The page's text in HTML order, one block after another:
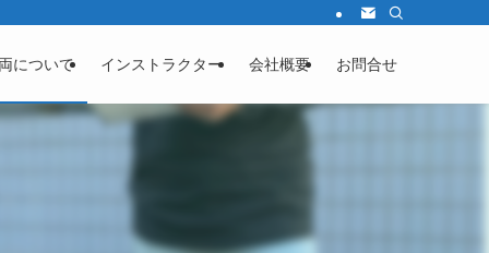
について インストラクター 会社概要 お問合せ